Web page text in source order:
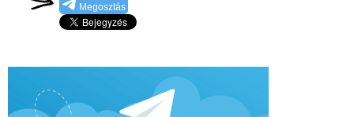
Megosztás